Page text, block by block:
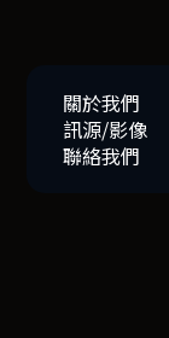
關於我們
訊源/影像
聯絡我們